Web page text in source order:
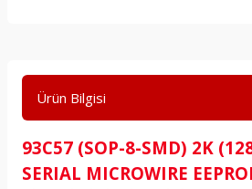
Ürün Bilgisi
93C57 (SOP-8-SMD) 2K
SERIAL MICROWIRE